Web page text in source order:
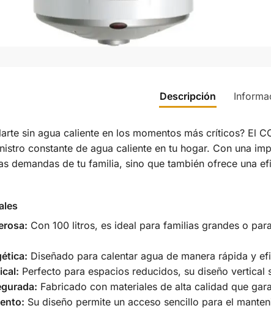
Descripción
sin agua caliente en los momentos más críticos? El
constante de agua caliente en tu hogar. Con una
demandas de tu familia, sino que también ofrece una
Con 100 litros, es ideal para familias grandes o
Diseñado para calentar agua de manera rápida y
Perfecto para espacios reducidos, su diseño vertical
Fabricado con materiales de alta calidad que
Su diseño permite un acceso sencillo para el